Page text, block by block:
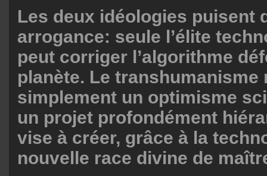
Les deux idéologies puisent
arrogance: seule l’élite
peut corriger l’algorithme
planète. Le transhumanisme
simplement un optimisme
un projet profondément
vise à créer, grâce à la
nouvelle race divine de